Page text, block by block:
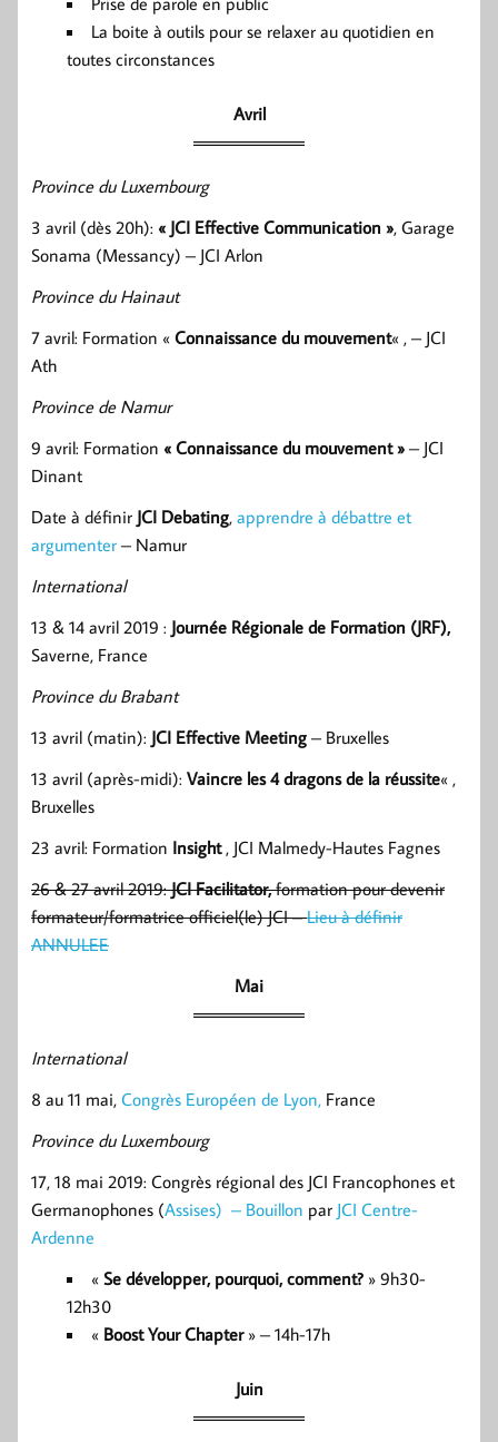
La boite à outils pour se relaxer au quotidien en
toutes circonstances
Avril
Province du Luxembourg
3 avril (dès 20h): « JCI Effective Communication », Garage
Sonama (Messancy) – JCI Arlon
Province du Hainaut
7 avril: Formation « Connaissance du mouvement« , – JCI
Ath
Province de Namur
9 avril: Formation « Connaissance du mouvement » – JCI
Dinant
Date à définir JCI Debating, apprendre à débattre et
argumenter – Namur
International
13 & 14 avril 2019 : Journée Régionale de Formation (JRF),
Saverne, France
Province du Brabant
13 avril (matin): JCI Effective Meeting – Bruxelles
13 avril (après-midi): Vaincre les 4 dragons de la réussite« ,
Bruxelles
23 avril: Formation Insight, JCI Malmedy-Hautes Fagnes
26 & 27 avril 2019:JCI Facilitator,formation pour devenir
formateur/formatrice officiel(le) JCI –Lieu à définir
ANNULEE
Mai
International
8 au 11 mai, Congrès Européen de Lyon, France
Province du Luxembourg
17, 18 mai 2019: Congrès régional des JCI Francophones et
Germanophones (Assises) – Bouillon par JCI Centre-
Ardenne
« Se développer, pourquoi, comment? » 9h30-
12h30
« Boost Your Chapter» – 14h-17h
Juin